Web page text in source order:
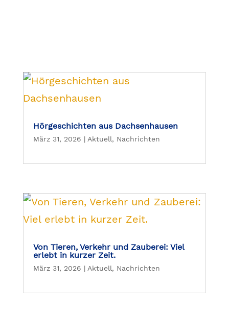
Hörgeschichten aus Dachsenhausen
März 31, 2026 | Aktuell, Nachrichten
Von Tieren, Verkehr und Zauberei: Viel
erlebt in kurzer Zeit.
März 31, 2026 | Aktuell, Nachrichten